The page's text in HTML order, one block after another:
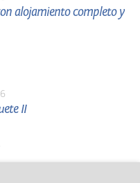
alojamiento completo y
II